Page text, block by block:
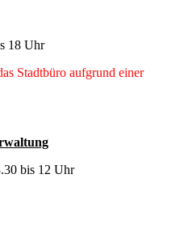
18 Uhr
Stadtbüro aufgrund einer
bis 12 Uhr